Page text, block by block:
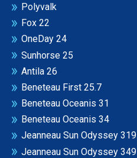
Polyvalk
Fox 22
OneDay 24
Sunhorse 25
Antila 26
Beneteau First 25.7
Beneteau Oceanis 31
Beneteau Oceanis 34
Jeanneau Sun Odyssey 319
Jeanneau Sun Odyssey 349